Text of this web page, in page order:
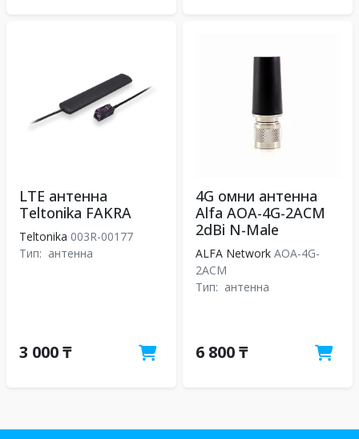
LTE антенна
Teltonika FAKRA
Teltonika 003R-00177
Тип: антенна
3 000 ₸
4G омни антенна
Alfa AOA-4G-2ACM
2dBi N-Male
ALFA Network AOA-4G-
2ACM
Тип: антенна
6 800 ₸